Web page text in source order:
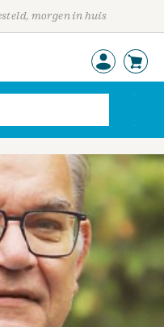
morgen in huis